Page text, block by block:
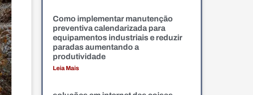
Como implementar manutenção
preventiva calendarizada para
equipamentos industriais e reduzir
paradas aumentando a
produtividade
Leia Mais